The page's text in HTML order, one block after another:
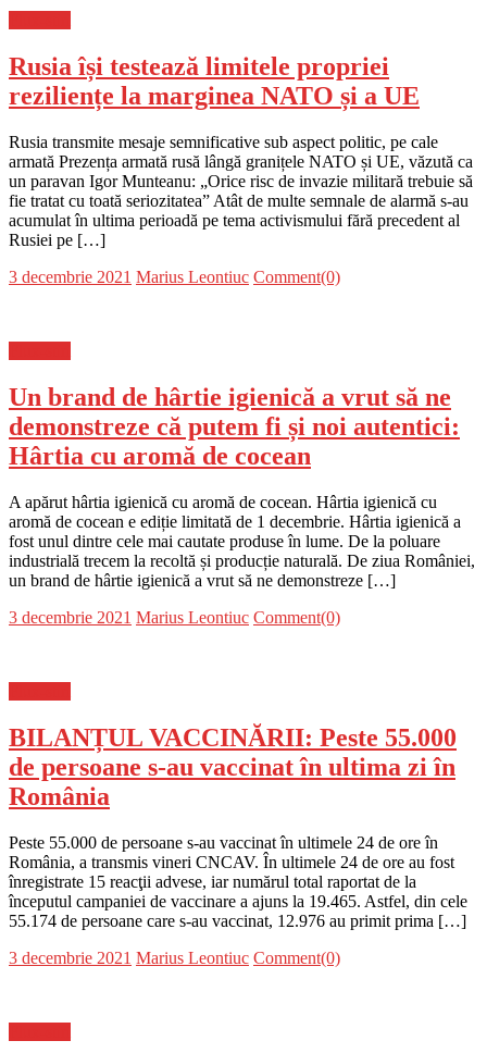
Rusia își testează limitele propriei
reziliențe la marginea NATO și a UE
Rusia transmite mesaje semnificative sub aspect politic, pe cale
armată Prezența armată rusă lângă granițele NATO și UE, văzută ca
un paravan Igor Munteanu: „Orice risc de invazie militară trebuie să
fie tratat cu toată seriozitatea” Atât de multe semnale de alarmă s-au
acumulat în ultima perioadă pe tema activismului fără precedent al
Rusiei pe […]
Posted
3 decembrie 2021 Author
Marius Leontiuc Comment(0)
Un brand de hârtie igienică a vrut să ne
demonstreze că putem fi și noi autentici:
Hârtia cu aromă de cocean
A apărut hârtia igienică cu aromă de cocean. Hârtia igienică cu
aromă de cocean e ediție limitată de 1 decembrie. Hârtia igienică a
fost unul dintre cele mai cautate produse în lume. De la poluare
industrială trecem la recoltă și producție naturală. De ziua României,
un brand de hârtie igienică a vrut să ne demonstreze […]
Posted
3 decembrie 2021 Author
Marius Leontiuc Comment(0)
BILANȚUL VACCINĂRII: Peste 55.000
de persoane s-au vaccinat în ultima zi în
România
Peste 55.000 de persoane s-au vaccinat în ultimele 24 de ore în
România, a transmis vineri CNCAV. În ultimele 24 de ore au fost
înregistrate 15 reacţii advese, iar numărul total raportat de la
începutul campaniei de vaccinare a ajuns la 19.465. Astfel, din cele
55.174 de persoane care s-au vaccinat, 12.976 au primit prima […]
Posted
3 decembrie 2021 Author
Marius Leontiuc Comment(0)